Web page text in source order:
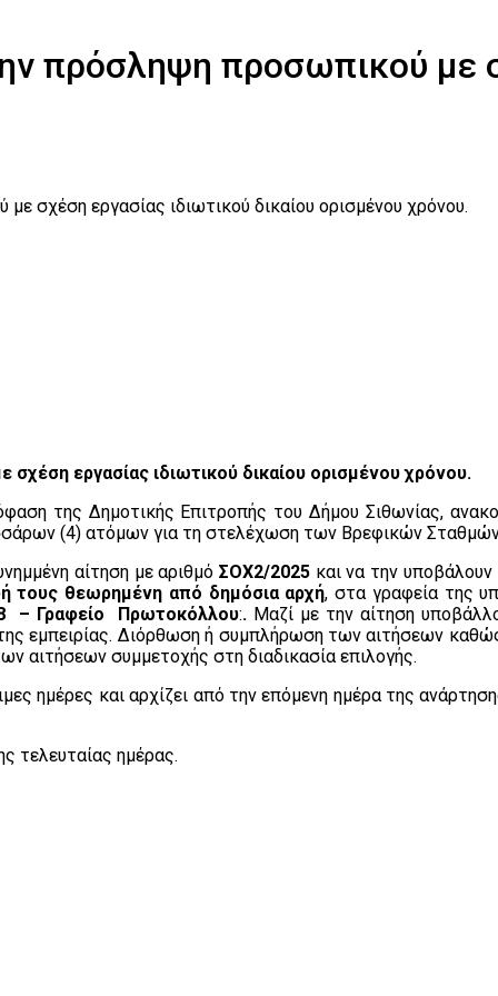
πρόσληψη προσωπικού με
σχέση εργασίας ιδιωτικού δικαίου ορισμένου χρόνου.
εργασίας ιδιωτικού δικαίου ορισμένου χρόνου.
της Δημοτικής Επιτροπής του Δήμου Σιθωνίας,
(4) ατόμων για τη στελέχωση των Βρεφικών
αίτηση με αριθμό ΣΟΧ2/2025 και να την υποβάλουν
τους θεωρημένη από δημόσια αρχή, στα γραφεία της
– Γραφείο Πρωτοκόλλου:. Μαζί με την αίτηση
εμπειρίας. Διόρθωση ή συμπλήρωση των αιτήσεων
αιτήσεων συμμετοχής στη διαδικασία επιλογής.
ημέρες και αρχίζει από την επόμενη ημέρα της
τελευταίας ημέρας.